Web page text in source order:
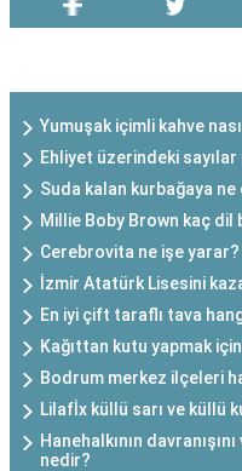
Yumuşak içimli kahve
Ehliyet üzerindeki
Suda kalan kurbağaya
Millie Boby Brown kaç dil
Cerebrovita ne işe yarar?
İzmir Atatürk Lisesini
En iyi çift taraflı tava
Kağıttan kutu yapmak
Bodrum merkez ilçeleri
Lilafİx küllü sarı ve küllü
Hanehalkının
nedir?